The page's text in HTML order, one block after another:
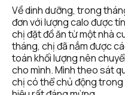
Về dinh dưỡng, trong
đơn với lượng calo được
chị đặt đồ ăn từ một nhà
tháng, chị đã nắm được
toán khối lượng nên
cho mình. Mình theo sát
chị có thể chủ động trong